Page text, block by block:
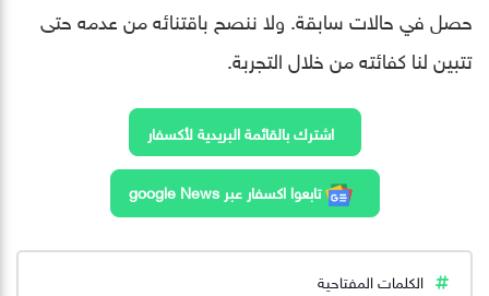
حصل في حالات سابقة. ولا ننصح باقتنائه من عدمه حتى
تتبين لنا كفائته من خلال التجربة.
اشترك بالقائمة البريدية لأكسفار
تابعوا اكسفار عبر google News
الكلمات المفتاحية